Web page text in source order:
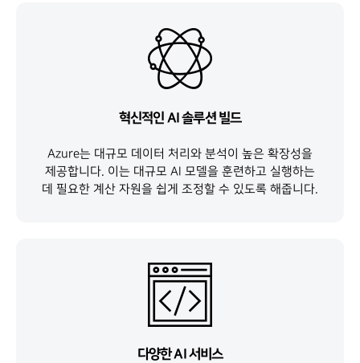
혁신적인 AI 솔루션 빌드
Azure는 대규모 데이터 처리와 분석이 높은 확장성을
제공합니다. 이는 대규모 AI 모델을 훈련하고 실행하는
데 필요한 계산 자원을 쉽게 조정할 수 있도록 해줍니다.
다양한 AI 서비스